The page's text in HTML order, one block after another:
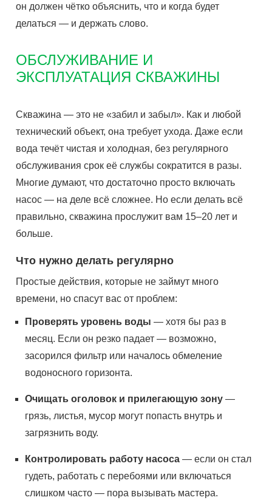
он должен чётко объяснить, что и когда будет
делаться — и держать слово.
ОБСЛУЖИВАНИЕ И
ЭКСПЛУАТАЦИЯ СКВАЖИНЫ
Скважина — это не «забил и забыл». Как и любой
технический объект, она требует ухода. Даже если
вода течёт чистая и холодная, без регулярного
обслуживания срок её службы сократится в разы.
Многие думают, что достаточно просто включать
насос — на деле всё сложнее. Но если делать всё
правильно, скважина прослужит вам 15–20 лет и
больше.
Что нужно делать регулярно
Простые действия, которые не займут много
времени, но спасут вас от проблем:
Проверять уровень воды — хотя бы раз в
месяц. Если он резко падает — возможно,
засорился фильтр или началось обмеление
водоносного горизонта.
Очищать оголовок и прилегающую зону —
грязь, листья, мусор могут попасть внутрь и
загрязнить воду.
Контролировать работу насоса — если он стал
гудеть, работать с перебоями или включаться
слишком часто — пора вызывать мастера.